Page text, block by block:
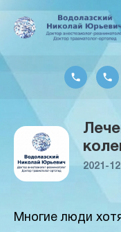
2021-
Многие люди